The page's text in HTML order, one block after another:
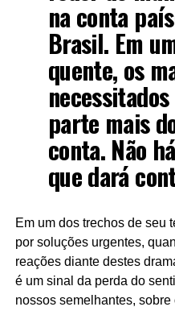
na conta
Brasil. Em
quente, os
parte mais
conta. Não
que dará
Em um dos trechos de seu
por soluções urgentes,
reações diante destes
é um sinal da perda do
nossos semelhantes,